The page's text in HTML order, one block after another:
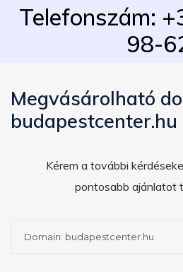
Telefonszám:
98-
Megvásárolható
budapestcenter.hu
Kérem a további
pontosabb ajánlatot